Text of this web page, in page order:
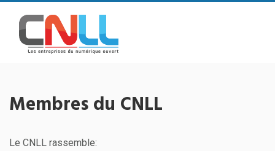
Membres du CNLL
Le CNLL rassemble: